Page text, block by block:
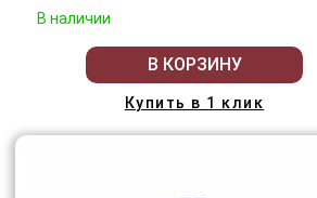
В наличии
В КОРЗИНУ
Купить в 1 клик